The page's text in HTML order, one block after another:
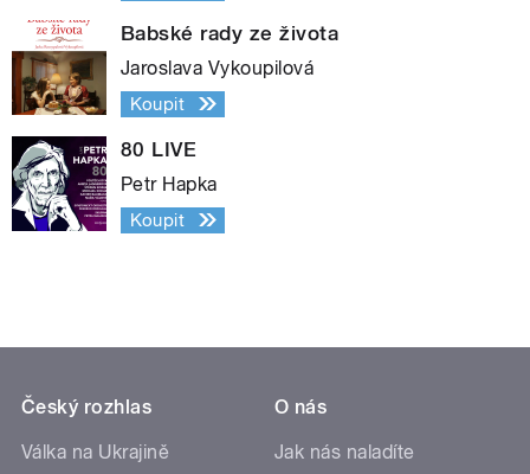
Babské rady ze života
Jaroslava Vykoupilová
Koupit
80 LIVE
Petr Hapka
Koupit
Český rozhlas
Válka na Ukrajině
O nás
Jak nás naladíte